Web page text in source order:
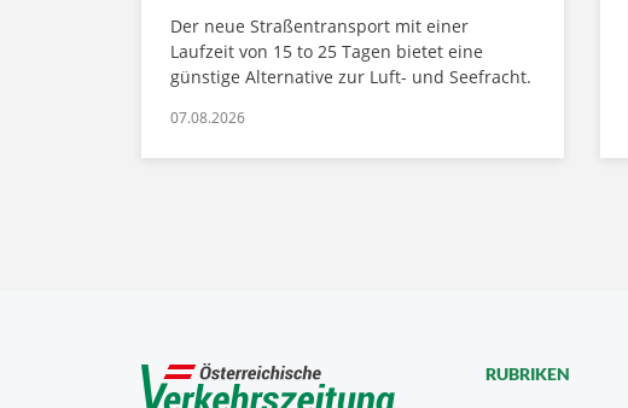
Der neue Straßentransport mit einer
Laufzeit von 15 to 25 Tagen bietet eine
günstige Alternative zur Luft- und Seefracht.
07.08.2026
RUBRIKEN